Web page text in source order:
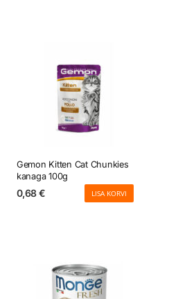
Gemon Kitten Cat Chunkies
kanaga 100g
0,68€ LISA KORVI